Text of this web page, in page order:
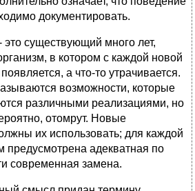
документировать.
это существующий много лет,
в котором с каждой новой
а что-то утрачивается.
возможности, которые
различными реализациями, но
отомрут. Новые
их использовать; для каждой
предусмотрена адекватная по
современная замена.